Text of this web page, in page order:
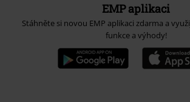
EMP aplikaci
Stáhněte si novou EMP aplikaci zdarma a
funkce a výhody!